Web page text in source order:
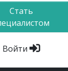
Стать
Войти